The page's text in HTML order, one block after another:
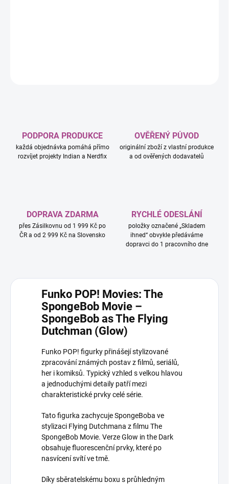
PODPORA PRODUKCE
každá objednávka pomáhá přímo
rozvíjet projekty Indian a Nerdfix
OVĚŘENÝ PŮVOD
originální zboží z vlastní produkce
a od ověřených dodavatelů
DOPRAVA ZDARMA
přes Zásilkovnu od 1 999 Kč po
ČR a od 2 999 Kč na Slovensko
RYCHLÉ ODESLÁNÍ
položky označené „Skladem
ihned“ obvykle předáváme
dopravci do 1 pracovního dne
Funko POP! Movies: The
SpongeBob Movie –
SpongeBob as The Flying
Dutchman (Glow)
Funko POP! figurky přinášejí stylizované
zpracování známých postav z filmů, seriálů,
her i komiksů. Typický vzhled s velkou hlavou
a jednoduchými detaily patří mezi
charakteristické prvky celé série.
Tato figurka zachycuje SpongeBoba ve
stylizaci Flying Dutchmana z filmu The
SpongeBob Movie. Verze Glow in the Dark
obsahuje fluorescenční prvky, které po
nasvícení svítí ve tmě.
Díky sběratelskému boxu s průhledným